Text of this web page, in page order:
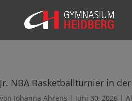
Jr. NBA Basketballturnier in
von Johanna Ahrens | Juni 30, 2026 |